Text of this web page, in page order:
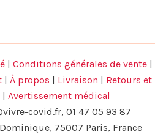
Conditions générales de vente
À propos Livraison
Retours et
Avertissement médical
covid.fr, 01 47 05 93 87
75007 Paris, France